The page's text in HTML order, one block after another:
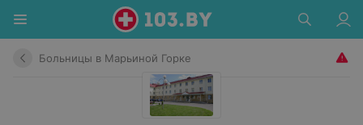
Больницы в Марьиной Горке